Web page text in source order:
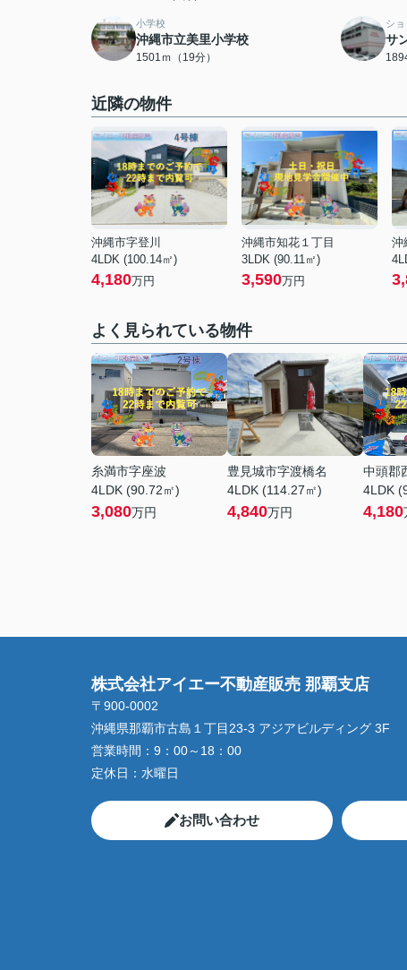
小学校
沖縄市立美里小学校
1501ｍ（19分）
シ
サ
近隣の物件
沖縄市字登川
4LDK (100.14㎡)
4,180万円
沖縄市知花１丁目
3LDK (90.11㎡)
3,590万円
沖
よく見られている物件
糸満市字座波
4LDK (90.72㎡)
3,080万円
豊見城市字渡橋名
4LDK (114.27㎡)
4,840万円
中頭郡
4LDK
4,180
株式会社アイエー不動産販売 那覇支店
〒900-0002
沖縄県那覇市古島１丁目23-3 アジアビルディング 3F
営業時間： 9：00～18：00
定休日： 水曜日
お問い合わせ